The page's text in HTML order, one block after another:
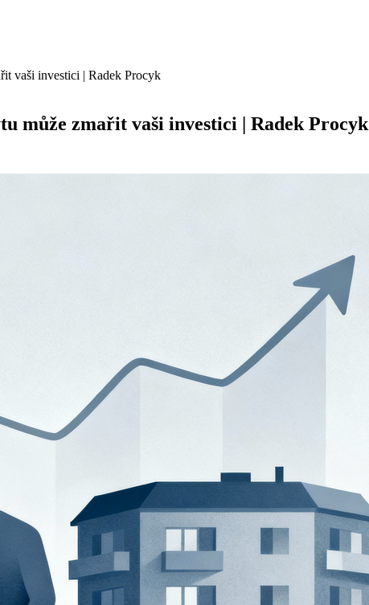
vaši investici | Radek Procyk
může zmařit vaši investici | Radek Procyk